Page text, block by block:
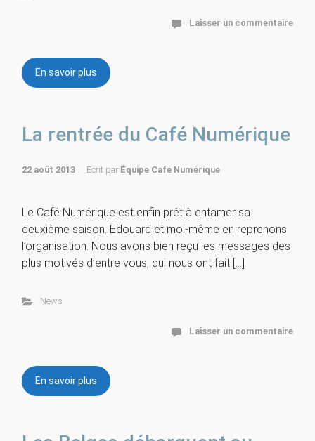
Laisser un commentaire
En savoir plus
La rentrée du Café Numérique
22 août 2013 Ecrit par Équipe Café Numérique
Le Café Numérique est enfin prêt à entamer sa
deuxième saison. Edouard et moi-même en reprenons
l’organisation. Nous avons bien reçu les messages des
plus motivés d’entre vous, qui nous ont fait […]
News
Laisser un commentaire
En savoir plus